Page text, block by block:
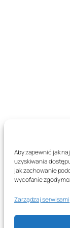
Aby zapewnić jak
uzyskiwania
jak zachowanie
wycofanie zgody
Zarządzaj serwisami